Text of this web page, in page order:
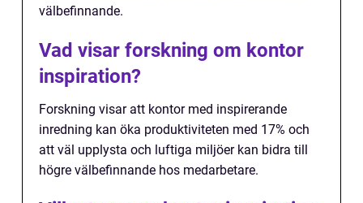
välbefinnande.
Vad visar forskning om kontor
inspiration?
Forskning visar att kontor med inspirerande
inredning kan öka produktiviteten med 17% och
att väl upplysta och luftiga miljöer kan bidra till
högre välbefinnande hos medarbetare.